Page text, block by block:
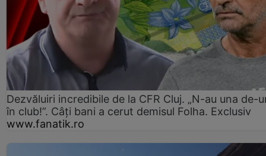
Dezvăluiri incredibile de la CFR Cluj. „N-au una de-
în club!”. Câți bani a cerut demisul Folha. Exclusiv
www.fanatik.ro